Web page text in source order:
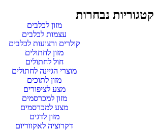
קטגוריות נבחרות
מזון לכלבים
עצמות לכלבים
קולרים ורצועות לכלבים
מזון לחתולים
חול לחתולים
מוצרי הגיינה לחתולים
מזון לתוכים
מצע לציפורים
מזון למכרסמים
מצע למכרסמים
מזון לדגים
דקרוציה לאקווריום